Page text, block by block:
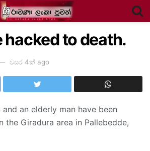
hacked to death.
වසර 4ක් ago
an elderly man have been
the Giradura area in Pallebedde,